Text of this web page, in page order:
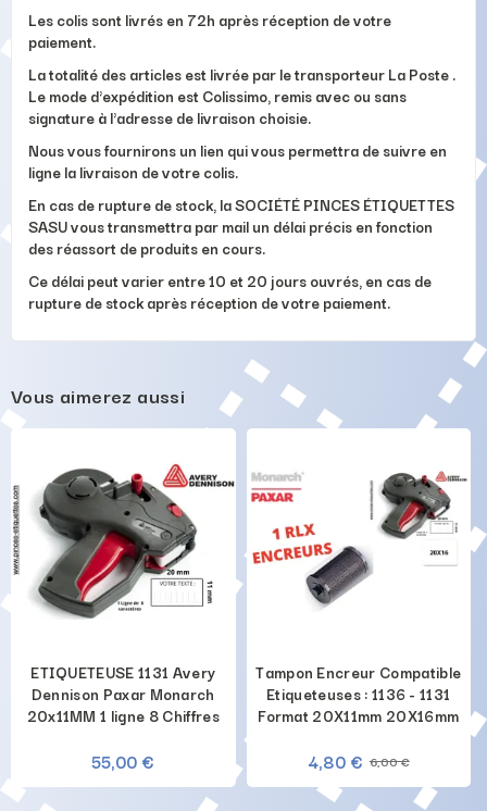
Les colis sont livrés en 72h après réception de votre
paiement.
La totalité des articles est livrée par le transporteur La Poste .
Le mode d'expédition est Colissimo, remis avec ou sans
signature à l'adresse de livraison choisie.
Nous vous fournirons un lien qui vous permettra de suivre en
ligne la livraison de votre colis.
En cas de rupture de stock, la SOCIÉTÉ PINCES ÉTIQUETTES
SASU vous transmettra par mail un délai précis en fonction
des réassort de produits en cours.
Ce délai peut varier entre 10 et 20 jours ouvrés, en cas de
rupture de stock après réception de votre paiement.
Vous aimerez aussi
ETIQUETEUSE 1131 Avery
Dennison Paxar Monarch
20x11MM 1 ligne 8 Chiffres
55,00 €
Tampon Encreur Compatible
Etiqueteuses : 1136 - 1131
Format 20X11mm 20X16mm
4,80 € 6,00 €